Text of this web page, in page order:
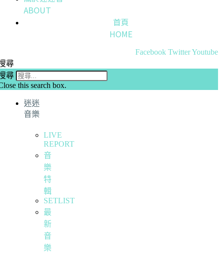
ABOUT
首頁
HOME
Facebook TwitterYoutube
尋
尋
this search box.
迷迷
音樂
LIVE
REPORT
音
樂
特
輯
SETLIST
最
新
音
樂